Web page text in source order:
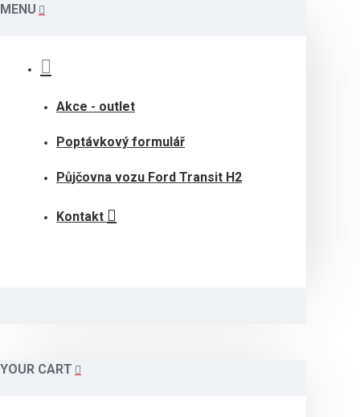
MENU
Akce - outlet
Poptávkový formulář
Půjčovna vozu Ford Transit H2
Kontakt
YOUR CART